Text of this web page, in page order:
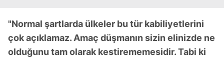
"Normal şartlarda ülkeler bu tür kabiliyetlerini
çok açıklamaz. Amaç düşmanın sizin elinizde ne
olduğunu tam olarak kestirememesidir. Tabi ki